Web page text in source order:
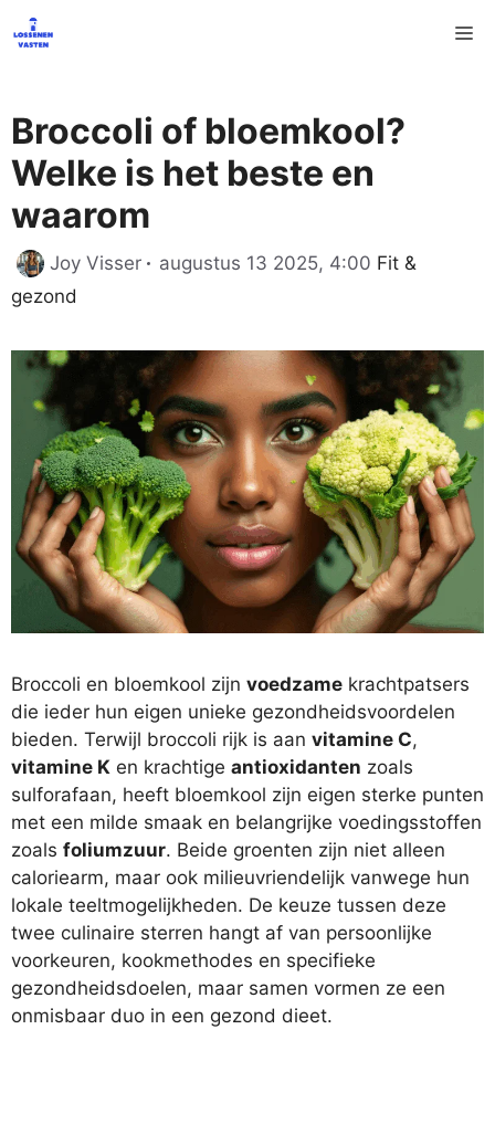
naar
Broccoli of bloemkool?
Welke is het beste en
waarom
Joy Visser augustus 13 2025, 4:00 Categorieën
Fit &
gezond
Broccoli en bloemkool zijn voedzame krachtpatsers
die ieder hun eigen unieke gezondheidsvoordelen
bieden. Terwijl broccoli rijk is aan vitamine C,
vitamine K en krachtige antioxidanten zoals
sulforafaan, heeft bloemkool zijn eigen sterke punten
met een milde smaak en belangrijke voedingsstoffen
zoals foliumzuur. Beide groenten zijn niet alleen
caloriearm, maar ook milieuvriendelijk vanwege hun
lokale teeltmogelijkheden. De keuze tussen deze
twee culinaire sterren hangt af van persoonlijke
voorkeuren, kookmethodes en specifieke
gezondheidsdoelen, maar samen vormen ze een
onmisbaar duo in een gezond dieet.